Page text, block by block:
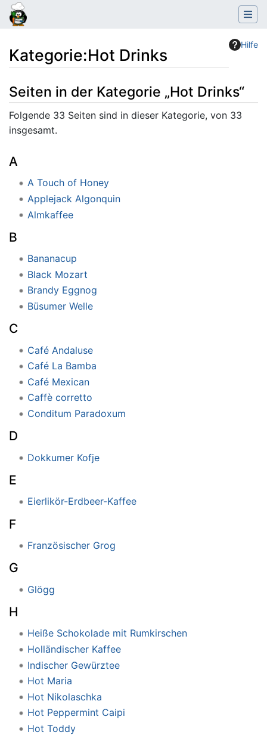
Hilfe
Kategorie:Hot Drinks
Wechseln zu: Navigation
Seiten in der Kategorie „Hot Drinks“
Folgende 33 Seiten sind in dieser Kategorie, von 33
insgesamt.
A
A Touch of Honey
Applejack Algonquin
Almkaffee
B
Bananacup
Black Mozart
Brandy Eggnog
Büsumer Welle
C
Café Andaluse
Café La Bamba
Café Mexican
Caffè corretto
Conditum Paradoxum
D
Dokkumer Kofje
E
Eierlikör-Erdbeer-Kaffee
F
Französischer Grog
G
Glögg
H
Heiße Schokolade mit Rumkirschen
Holländischer Kaffee
Indischer Gewürztee
Hot Maria
Hot Nikolaschka
Hot Peppermint Caipi
Hot Toddy